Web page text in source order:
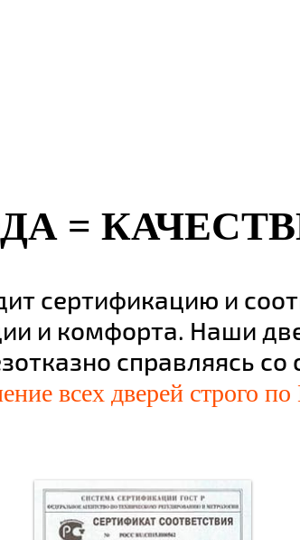
=
сертификацию и
и комфорта. Наши
справляясь
всех дверей строго